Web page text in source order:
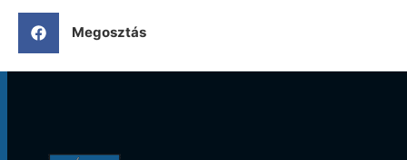
Megosztás